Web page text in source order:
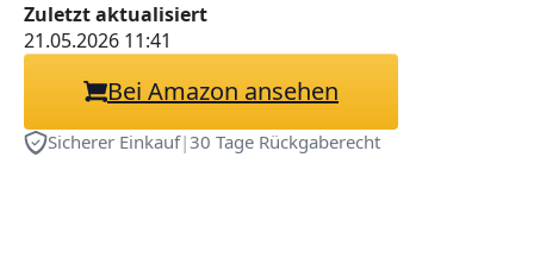
Zuletzt aktualisiert
21.05.2026 11:41
Bei Amazon ansehen
Sicherer Einkauf|30 Tage Rückgaberecht